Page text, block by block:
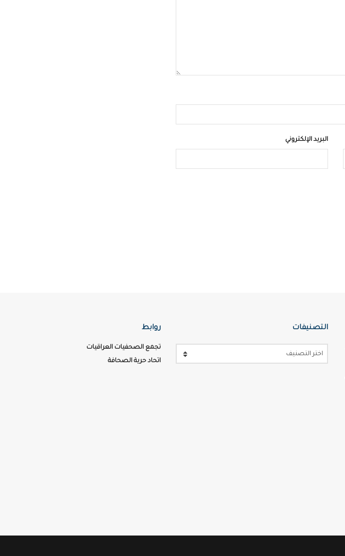
البريد الإلكتروني
التصنيفات
اختر التصنيف
روابط
تجمع الصحفيات العراقيات
اتحاد حرية الصحافة